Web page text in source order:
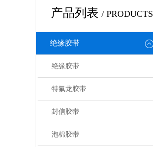
产品列表 / PRODUCTS
绝缘胶带
绝缘胶带
特氟龙胶带
封信胶带
泡棉胶带